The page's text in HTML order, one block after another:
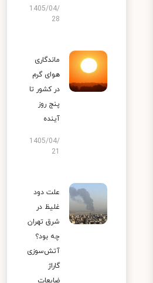
1405/04/
28
ماندگاری
هوای گرم
در کشور تا
پنج روز
آینده
1405/04/
علت دود
غلیظ در
شرق تهران
چه بود؟
آتش‌سوزی
گاراژ
ضایعات